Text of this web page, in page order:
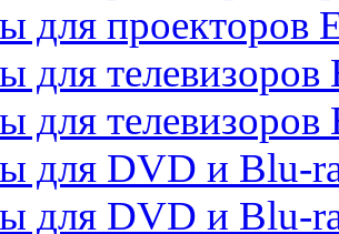
для проекторов
для телевизоров
для телевизоров
для DVD и Blu-
для DVD и Blu-